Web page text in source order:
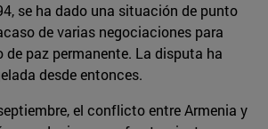
se ha dado una situación de punto
de varias negociaciones para
de paz permanente. La disputa ha
desde entonces.
el conflicto entre Armenia y